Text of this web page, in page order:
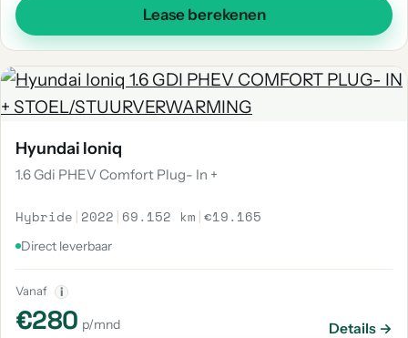
Lease berekenen
Hyundai Ioniq
1.6 Gdi PHEV Comfort Plug- In +
Hybride | 2022 | 69.152 km |€19.165
Direct leverbaar
Vanaf i
€280 p/mnd Details →